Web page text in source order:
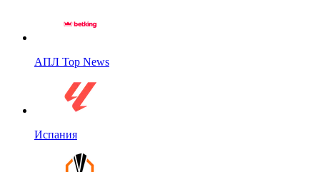
АПЛ Top News
Испания